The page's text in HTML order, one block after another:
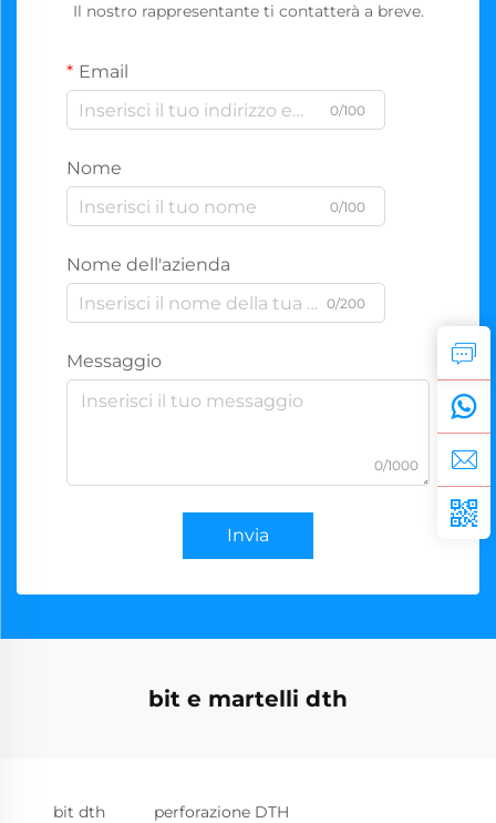
Il nostro rappresentante ti contatterà a breve.
Email
0/100
Nome
0/100
Nome dell'azienda
0/200
Messaggio
0/1000
Invia
bit e martelli dth
bit dth perforazione DTH